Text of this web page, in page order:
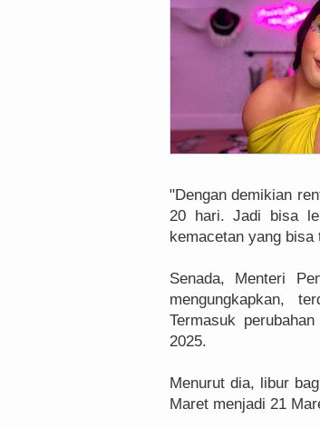
"Dengan demikian
20 hari. Jadi bisa
kemacetan yang bisa
Senada, Menteri
mengungkapkan,
Termasuk
2025.
Menurut dia, libur
Maret menjadi 21